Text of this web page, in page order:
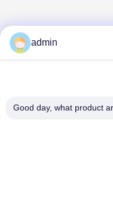
admin
Good day, what product